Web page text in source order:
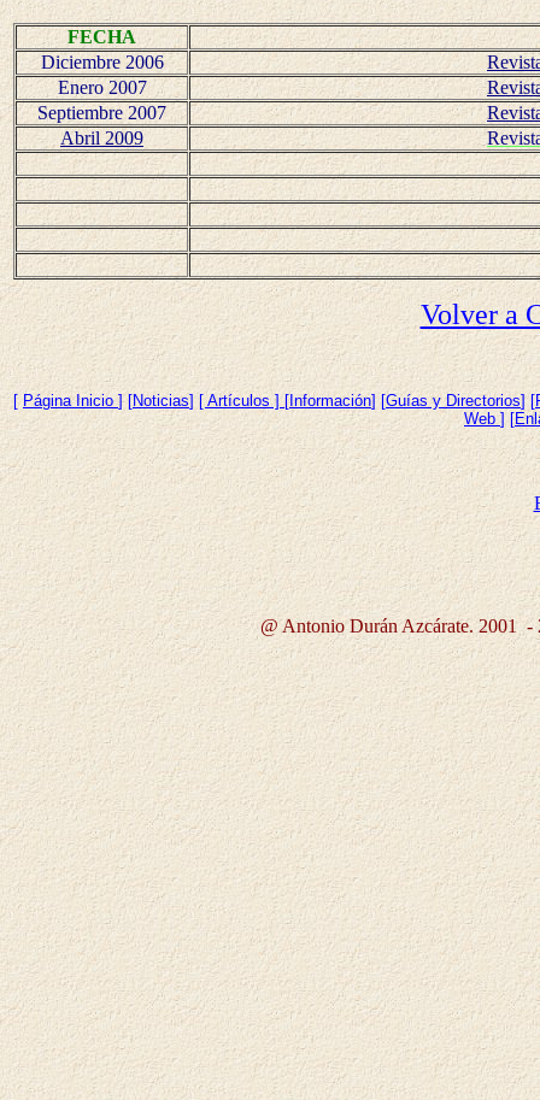
FECHA
Diciembre 2006
Enero 2007
Septiembre 2007
Abril 2009
Volver a
[ Página Inicio ] [Noticias] [ Artículos ] [ Información] [Guías y Directorios] [
Web ] [
@ Antonio Durán Azcárate. 2001